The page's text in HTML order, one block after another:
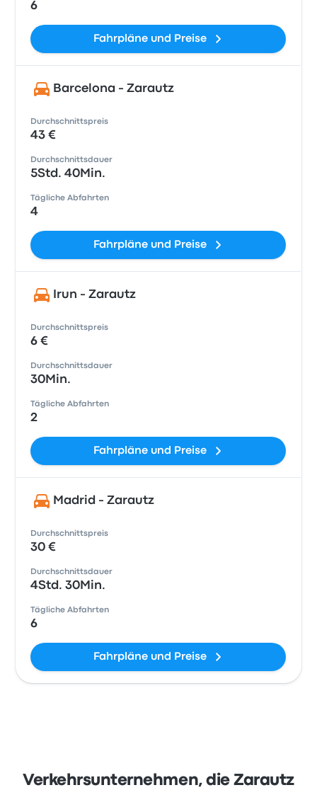
6
Fahrpläne und Preise
Barcelona - Zarautz
Durchschnittspreis
43 €
Durchschnittsdauer
5Std. 40Min.
Tägliche Abfahrten
4
Fahrpläne und Preise
Irun - Zarautz
Durchschnittspreis
6 €
Durchschnittsdauer
30Min.
Tägliche Abfahrten
2
Fahrpläne und Preise
Madrid - Zarautz
Durchschnittspreis
30 €
Durchschnittsdauer
4Std. 30Min.
Tägliche Abfahrten
6
Fahrpläne und Preise
Verkehrsunternehmen, die Zarautz